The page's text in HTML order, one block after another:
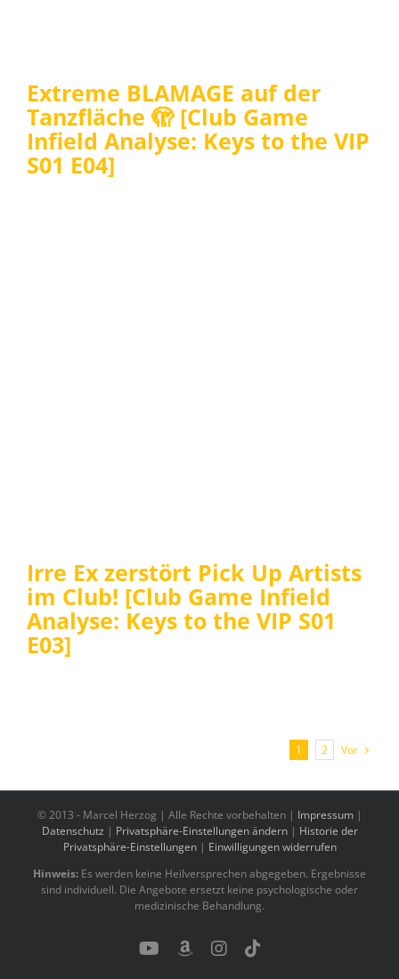
Extreme BLAMAGE auf der
Tanzfläche 🫣 [Club Game
Infield Analyse: Keys to the VIP
S01 E04]
Irre Ex zerstört Pick Up Artists
im Club! [Club Game Infield
Analyse: Keys to the VIP S01
E03]
1 2 Vor
© 2013 - Marcel Herzog | Alle Rechte vorbehalten | Impressum |
Datenschutz | Privatsphäre-Einstellungen ändern| Historie der
Privatsphäre-Einstellungen| Einwilligungen widerrufen
Hinweis: Es werden keine Heilversprechen abgegeben. Ergebnisse
sind individuell. Die Angebote ersetzt keine psychologische oder
medizinische Behandlung.
YouTubeBenutzerdefiniert
Instagram
Tiktok